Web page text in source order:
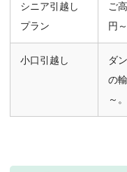
シニア引越し
プラン
ご
円～
小口引越し
ダ
の
～。